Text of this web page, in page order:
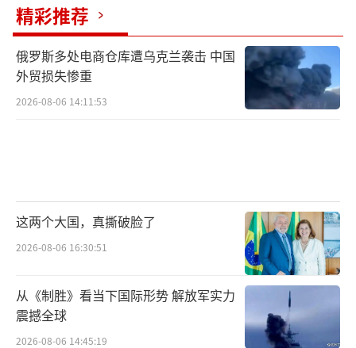
精彩推荐
俄罗斯多处电商仓库遭乌克兰袭击 中国
外贸损失惨重
2026-08-06 14:11:53
这两个大国，真撕破脸了
2026-08-06 16:30:51
从《制胜》看当下国际形势 解放军实力
震撼全球
2026-08-06 14:45:19